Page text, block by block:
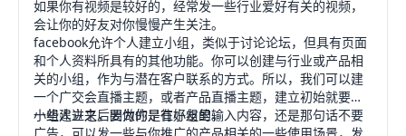
如果你有视频是较好的，经常发一些行业爱好有关的视频，
会让你的好友对你慢慢产生关注。
facebook允许个人建立小组，类似于讨论论坛，但具有页面
和个人资料所具有的其他功能。你可以创建与行业或产品相
关的小组，作为与潜在客户联系的方式。所以，我们可以建
一个广交会直播主题，或者产品直播主题，建立初始就要拉
一些人进来，因为你是有好友的。
小组建立之后要做的是往小组里输入内容，还是那句话不要